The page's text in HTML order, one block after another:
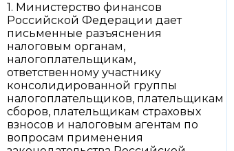
1. Министерство финансов
Российской Федерации дает
письменные разъяснения
налоговым органам,
налогоплательщикам,
ответственному участнику
консолидированной группы
налогоплательщиков, плательщикам
сборов, плательщикам страховых
взносов и налоговым агентам по
вопросам применения